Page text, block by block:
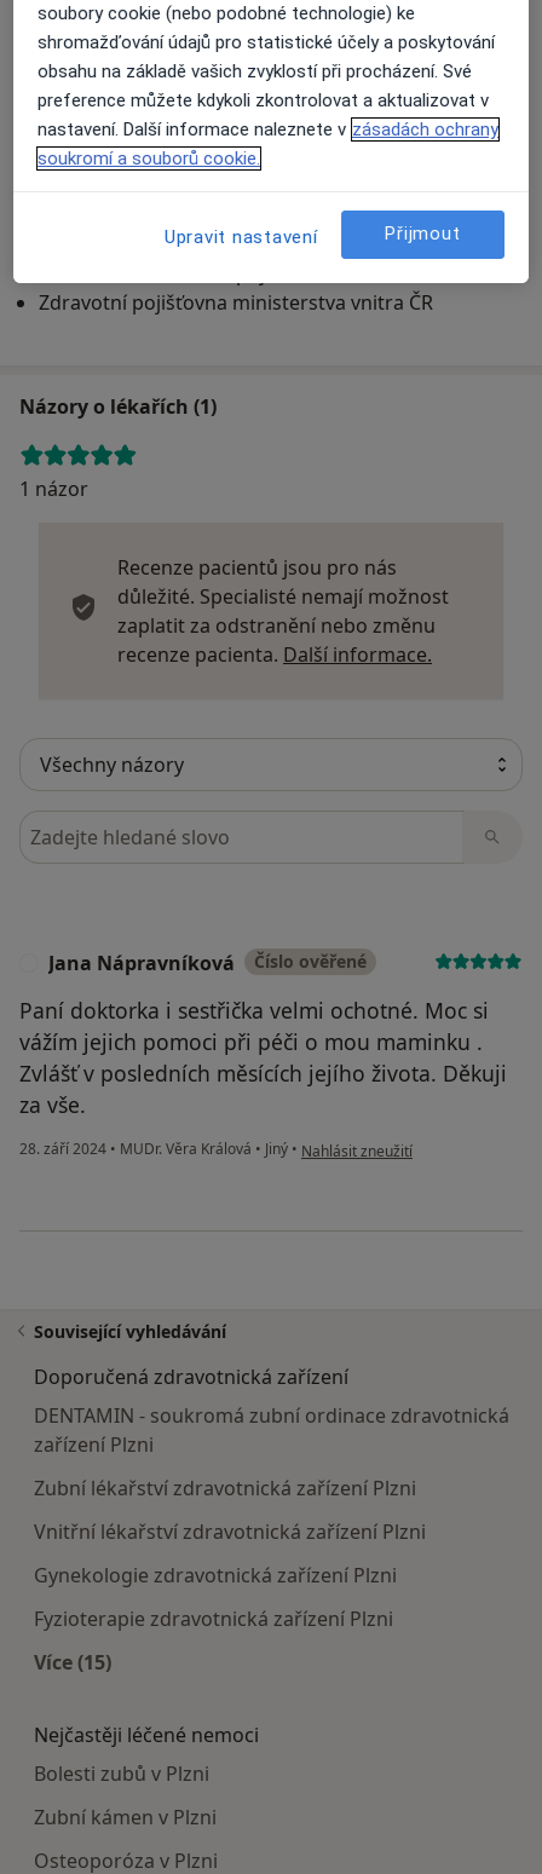
Přiblížit mapu
MEDICA HELP s.r.o., PL pro dospělé
Oborová zdravotní pojišťovna
Zdravotní pojišťovna ministerstva vnitra ČR
Názory o lékařích (1)
1 názor
Recenze pacientů jsou pro nás
důležité. Specialisté nemají možnost
zaplatit za odstranění nebo změnu
recenze pacienta. Další informace.
Hledejte v názorech
Jana Nápravníková Číslo ověřené
Paní doktorka i sestřička velmi ochotné. Moc si
vážím jejich pomoci při péči o mou maminku .
Zvlášť v posledních měsících jejího života. Děkuji
za vše.
28. září 2024 • MUDr. Věra Králová • Jiný • podle názoru uživatele Jana
Nahlásit zneužití
Související vyhledávání
Doporučená zdravotnická zařízení
DENTAMIN - soukromá zubní ordinace zdravotnická
zařízení Plzni
Zubní lékařství zdravotnická zařízení Plzni
Vnitřní lékařství zdravotnická zařízení Plzni
Gynekologie zdravotnická zařízení Plzni
Fyzioterapie zdravotnická zařízení Plzni
Více (15)
Nejčastěji léčené nemoci
Bolesti zubů v Plzni
Zubní kámen v Plzni
Osteoporóza v Plzni
soubory cookie (nebo podobné technologie) ke
shromažďování údajů pro statistické účely a poskytování
obsahu na základě vašich zvyklostí při procházení. Své
preference můžete kdykoli zkontrolovat a aktualizovat v
nastavení. Další informace naleznete v zásadách ochrany
soukromí a souborů cookie.
Upravit nastavení Přijmout